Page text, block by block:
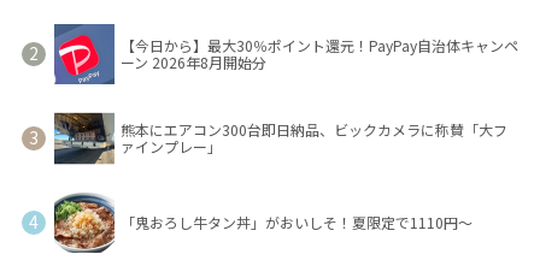
【今日から】最大30％ポイント還元！PayPay自治体キャンペ
ーン 2026年8月開始分
熊本にエアコン300台即日納品、ビックカメラに称賛「大フ
ァインプレー」
「鬼おろし牛タン丼」がおいしそ！夏限定で1110円～